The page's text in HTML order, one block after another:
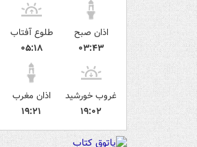
اذان صبح
۰۳:۴۳
طلوع آفتاب
۰۵:۱۸
غروب خورشید
۱۹:۰۲
اذان مغرب
۱۹:۲۱